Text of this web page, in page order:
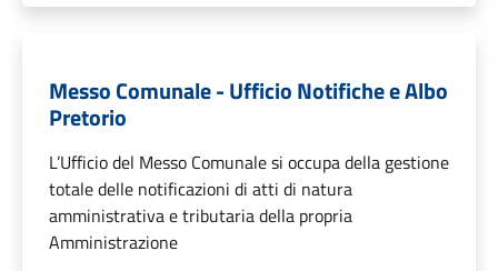
Messo Comunale - Ufficio Notifiche e Albo
Pretorio
L’Ufficio del Messo Comunale si occupa della gestione
totale delle notificazioni di atti di natura
amministrativa e tributaria della propria
Amministrazione